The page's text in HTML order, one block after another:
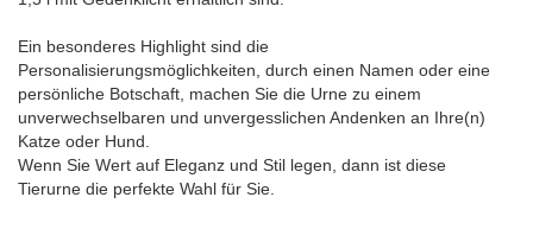
Ein besonderes Highlight sind die
Personalisierungsmöglichkeiten, durch einen Namen oder eine
persönliche Botschaft, machen Sie die Urne zu einem
unverwechselbaren und unvergesslichen Andenken an Ihre(n)
Katze oder Hund.
Wenn Sie Wert auf Eleganz und Stil legen, dann ist diese
Tierurne die perfekte Wahl für Sie.